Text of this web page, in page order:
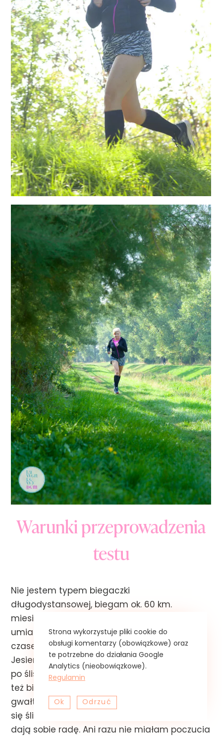
Warunki przeprowadzenia
testu
Nie jestem typem biegaczki
długodystansowej, biegam ok. 60 km.
miesięcznie, w tempie wolnym lub
umiarkowanym, najczęściej po asfalcie,
czasem zdarzają się wybiegania w lesie.
Jesienią coraz częściej zdarza mi się biegać
po śliskiej powierzchni tuż po deszczu. Często
też biegam po zmroku, gdy temperatura
gwałtownie spada, a nawierzchnia robi
się śliskia. New Balance Vazee jak na razie
dają sobie radę. Ani razu nie miałam poczucia
Strona wykorzystuje pliki cookie do
obsługi komentarzy (obowiązkowe) oraz
te potrzebne do działania Google
Analytics (nieobowiązkowe).
Regulamin
Ok Odrzuć